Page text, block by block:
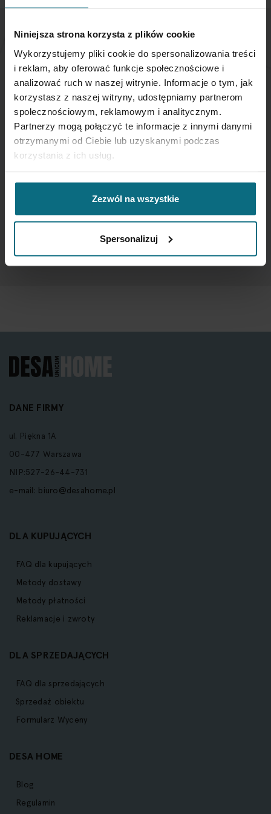
Niniejsza strona korzysta z plików cookie
Wykorzystujemy pliki cookie do spersonalizowania treści
i reklam, aby oferować funkcje społecznościowe i
analizować ruch w naszej witrynie. Informacje o tym, jak
korzystasz z naszej witryny, udostępniamy partnerom
społecznościowym, reklamowym i analitycznym.
Partnerzy mogą połączyć te informacje z innymi danymi
otrzymanymi od Ciebie lub uzyskanymi podczas
korzystania z ich usług.
Zezwól na wszystkie
Spersonalizuj
NEWSLETTER
Jeśli chcesz otrzymywać aktualne informacje
dotyczące oferty Desa Home - zapisz się do naszego
newslettera.
Subskrybuj
nasz
na otrzymywanie newslettera na zasadach określonych w
DANE FIRMY
ul. Piękna 1A
00-477 Warszawa
NIP:527-26-44-731
e-mail: biuro@desahome.pl
DLA KUPUJĄCYCH
FAQ dla kupujących
Metody dostawy
Metody płatności
Reklamacje i zwroty
DLA SPRZEDAJĄCYCH
FAQ dla sprzedających
Sprzedaż obiektu
Formularz Wyceny
DESA HOME
Blog
Regulamin